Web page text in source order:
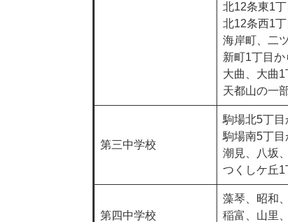
北12条東1丁
北12条西1
海岸町、二
新町1丁目
大曲、大曲
天都山の一
第三中学校
駒場北5丁
駒場南5丁
潮見、八坂
つくしケ丘
第四中学校
藻琴、昭和
稲富、山里